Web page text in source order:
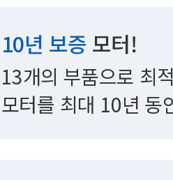
10년 보증 모터!
13개의 부품으로 최
모터를 최대 10년 동